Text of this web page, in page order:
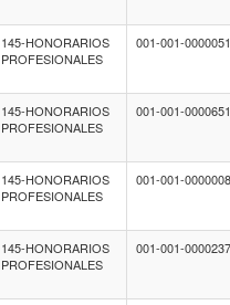
145-HONORARIOS
PROFESIONALES
001-001-0000051
145-HONORARIOS
PROFESIONALES
001-001-0000651
145-HONORARIOS
PROFESIONALES
001-001-0000008
145-HONORARIOS
PROFESIONALES
001-001-0000237